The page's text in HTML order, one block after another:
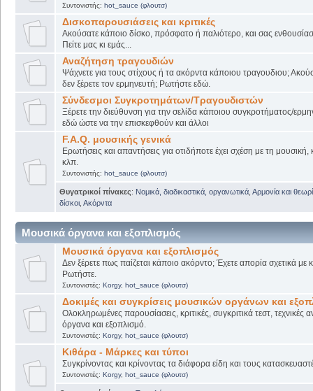
Συντονιστής: hot_sauce (φλουτσ)
Δισκοπαρουσιάσεις και κριτικές
Ακούσατε κάποιο δίσκο, πρόσφατο ή παλιότερο, και σας
Πείτε μας κι εμάς...
Αναζήτηση τραγουδιών
Ψάχνετε για τους στίχους ή τα ακόρντα κάποιου τραγουδιου;
δεν ξέρετε τον ερμηνευτή; Ρωτήστε εδώ.
Σύνδεσμοι Συγκροτημάτων/Τραγουδιστών
Ξέρετε την διεύθυνση για την σελίδα κάποιου συγκροτήματος/
εδώ ώστε να την επισκεφθούν και άλλοι
F.A.Q. μουσικής γενικά
Ερωτήσεις και απαντήσεις για οτιδήποτε έχει σχέση με τη μουσική,
κλπ.
Συντονιστής: hot_sauce (φλουτσ)
Θυγατρικοί πίνακες: Νομικά, διαδικαστικά, οργανωτικά Αρμονία και
δίσκοι Ακόρντα
Μουσικά όργανα και εξοπλισμός
Μουσικά όργανα και εξοπλισμός
Δεν ξέρετε πως παίζεται κάποιο ακόρντο; Έχετε απορία σχετικά
Ρωτήστε.
Συντονιστές: Korgy, hot_sauce (φλουτσ)
Δοκιμές και συγκρίσεις μουσικών οργάνων και
Ολοκληρωμένες παρουσίασεις, κριτικές, συγκριτικά τεστ, τεχνικές
όργανα και εξοπλισμό.
Συντονιστές: Korgy, hot_sauce (φλουτσ)
Κιθάρα - Μάρκες και τύποι
Συγκρίνοντας και κρίνοντας τα διάφορα είδη και τους
Συντονιστές: Korgy, hot_sauce (φλουτσ)